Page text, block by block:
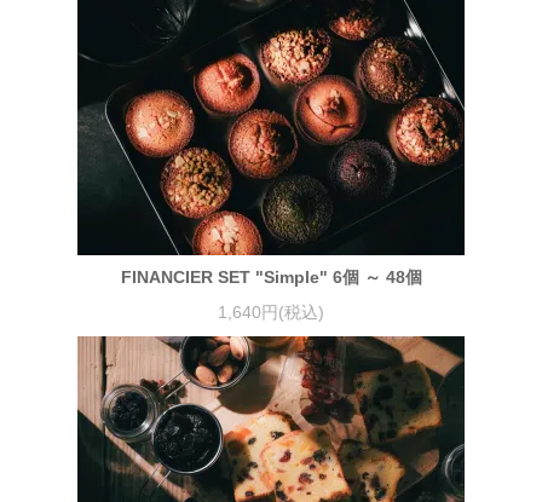
FINANCIER SET "Simple" 6個 ～ 48個
1,640円(税込)